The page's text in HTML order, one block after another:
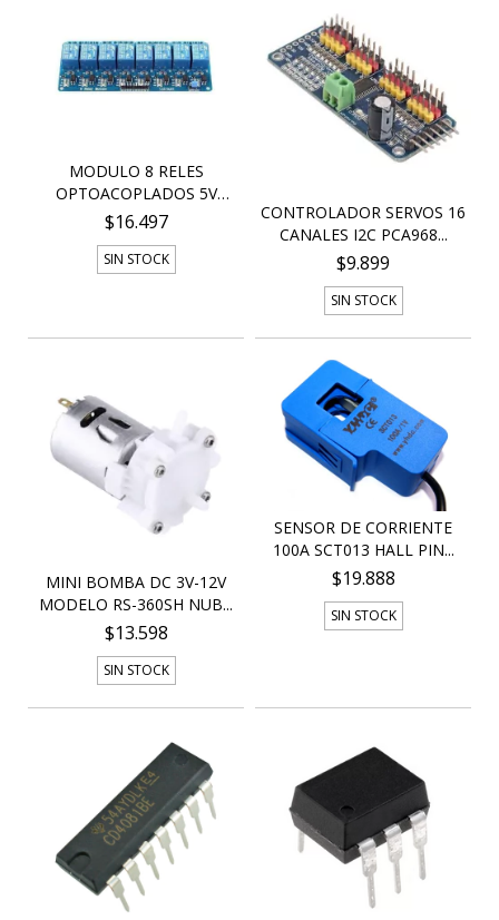
MODULO 8 RELES
OPTOACOPLADOS 5V
BORNERA...
$16.497
SIN STOCK
CONTROLADOR SERVOS 16
CANALES I2C PCA968...
$9.899
SIN STOCK
MINI BOMBA DC 3V-12V
MODELO RS-360SH NUB...
$13.598
SIN STOCK
SENSOR DE CORRIENTE
100A SCT013 HALL PIN...
$19.888
SIN STOCK